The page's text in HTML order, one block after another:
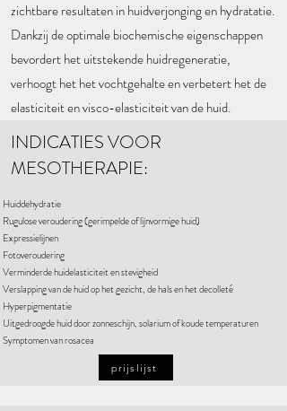
zichtbare resultaten in huidverjonging en hydratatie.
Dankzij de optimale biochemische eigenschappen
bevordert het uitstekende huidregeneratie,
verhoogt het het vochtgehalte en verbetert het de
elasticiteit en visco-elasticiteit van de huid.
INDICATIES VOOR
MESOTHERAPIE:
Huiddehydratie
Rugulose veroudering (gerimpelde of lijnvormige huid)
Expressielijnen
Fotoveroudering
Verminderde huidelasticiteit en stevigheid
Verslapping van de huid op het gezicht, de hals en het decolleté
Hyperpigmentatie
Uitgedroogde huid door zonneschijn, solarium of koude temperaturen
Symptomen van rosacea
prijslijst